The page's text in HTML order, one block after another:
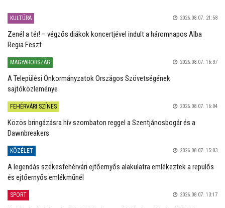
KULTÚRA 2026.08.07. 21:58
Zenél a tér! – végzős diákok koncertjével indult a háromnapos Alba
Regia Feszt
MAGYARORSZÁG 2026.08.07. 16:37
A Települési Önkormányzatok Országos Szövetségének
sajtóközleménye
FEHÉRVÁRI SZÍNES 2026.08.07. 16:04
Közös bringázásra hív szombaton reggel a Szentjánosbogár és a
Dawnbreakers
KÖZÉLET 2026.08.07. 15:03
A legendás székesfehérvári ejtőernyős alakulatra emlékeztek a repülős
és ejtőernyős emlékműnél
SPORT 2026.08.07. 13:17